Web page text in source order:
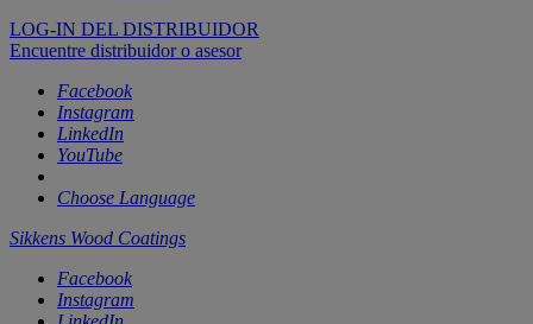
LOG-IN DEL DISTRIBUIDOR
Encuentre distribuidor o asesor
Facebook
Instagram
LinkedIn
YouTube
Choose Language
Sikkens Wood Coatings
Facebook
Instagram